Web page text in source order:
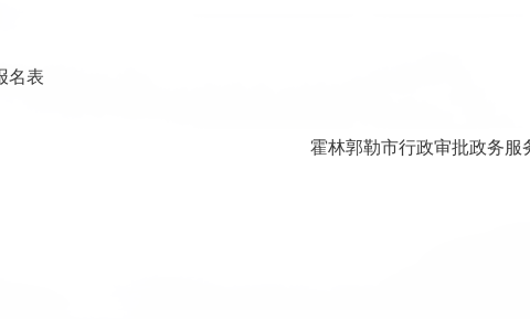
名表
霍林郭勒市行政审批政务服